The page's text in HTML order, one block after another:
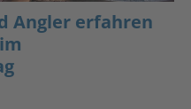
Angler erfahren